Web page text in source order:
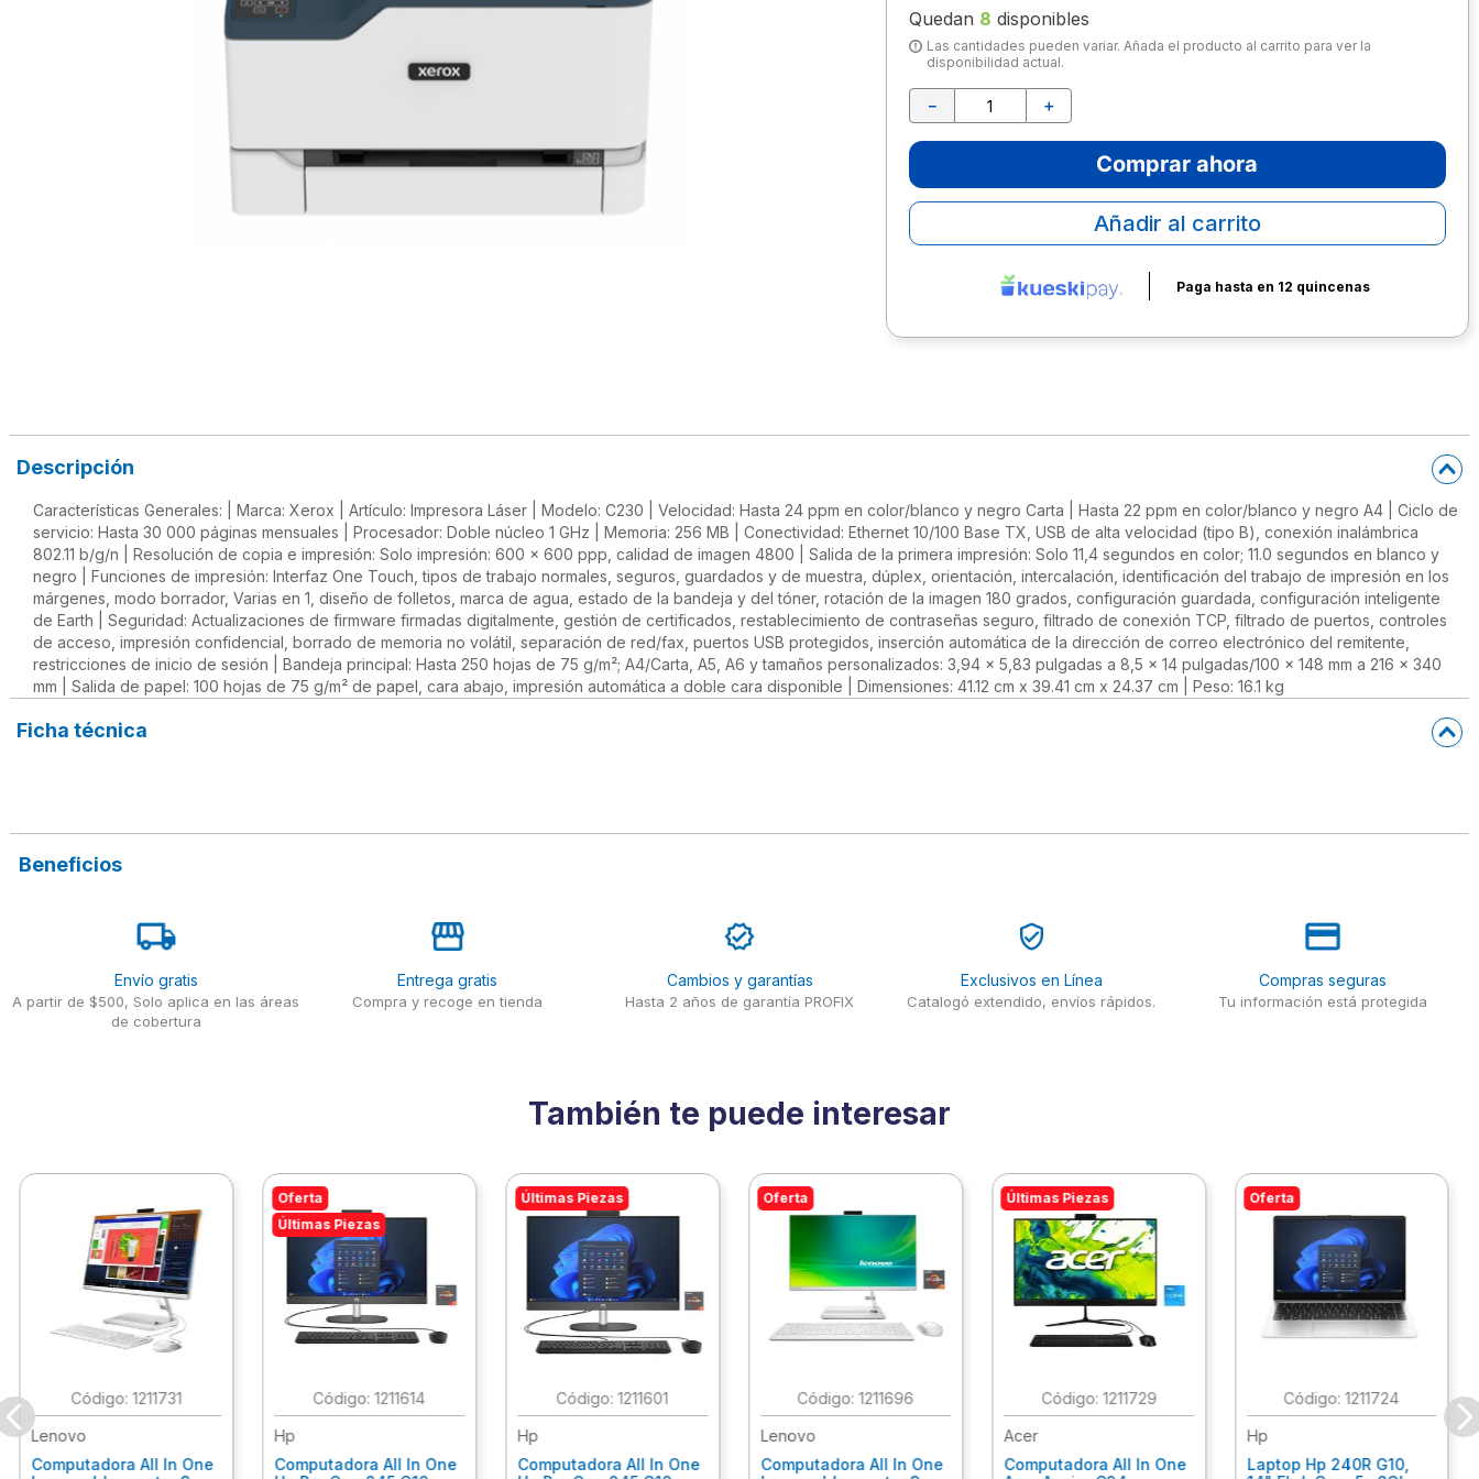
Quedan 8 disponibles
Las cantidades pueden variar. Añada el producto al carrito para ver la
disponibilidad actual.
＋
－
Comprar ahora
Añadir al carrito
Paga hasta en 12 quincenas
Descripción
Características Generales: | Marca: Xerox | Artículo: Impresora Láser | Modelo: C230 | Velocidad: Hasta 24 ppm en color/blanco y negro Carta | Hasta 22 ppm en color/blanco y negro A4 | Ciclo de
servicio: Hasta 30 000 páginas mensuales | Procesador: Doble núcleo 1 GHz | Memoria: 256 MB | Conectividad: Ethernet 10/100 Base TX, USB de alta velocidad (tipo B), conexión inalámbrica
802.11 b/g/n | Resolución de copia e impresión: Solo impresión: 600 x 600 ppp, calidad de imagen 4800 | Salida de la primera impresión: Solo 11,4 segundos en color; 11.0 segundos en blanco y
negro | Funciones de impresión: Interfaz One Touch, tipos de trabajo normales, seguros, guardados y de muestra, dúplex, orientación, intercalación, identificación del trabajo de impresión en los
márgenes, modo borrador, Varias en 1, diseño de folletos, marca de agua, estado de la bandeja y del tóner, rotación de la imagen 180 grados, configuración guardada, configuración inteligente
de Earth | Seguridad: Actualizaciones de firmware firmadas digitalmente, gestión de certificados, restablecimiento de contraseñas seguro, filtrado de conexión TCP, filtrado de puertos, controles
de acceso, impresión confidencial, borrado de memoria no volátil, separación de red/fax, puertos USB protegidos, inserción automática de la dirección de correo electrónico del remitente,
restricciones de inicio de sesión | Bandeja principal: Hasta 250 hojas de 75 g/m²; A4/Carta, A5, A6 y tamaños personalizados: 3,94 x 5,83 pulgadas a 8,5 x 14 pulgadas/100 x 148 mm a 216 x 340
mm | Salida de papel: 100 hojas de 75 g/m² de papel, cara abajo, impresión automática a doble cara disponible | Dimensiones: 41.12 cm x 39.41 cm x 24.37 cm | Peso: 16.1 kg
Ficha técnica
Beneficios
Envío gratis
A partir de $500, Solo aplica en las áreas
de cobertura
Entrega gratis
Compra y recoge en tienda
Cambios y garantías
Hasta 2 años de garantía PROFIX
Exclusivos en Línea
Catalogó extendido, envíos rápidos.
Compras seguras
Tu información está protegida
También te puede interesar
:1211731
Lenovo
Computadora All In One
Oferta
Últimas Piezas
:1211614
Hp
Computadora All In One
Últimas Piezas
:1211601
Hp
Computadora All In One
Oferta
:1211696
Lenovo
Computadora All In One
Últimas Piezas
: 1211729
Acer
Computadora All In One
Oferta
:1211724
Hp
Laptop Hp 240R G10,
10. lapiz